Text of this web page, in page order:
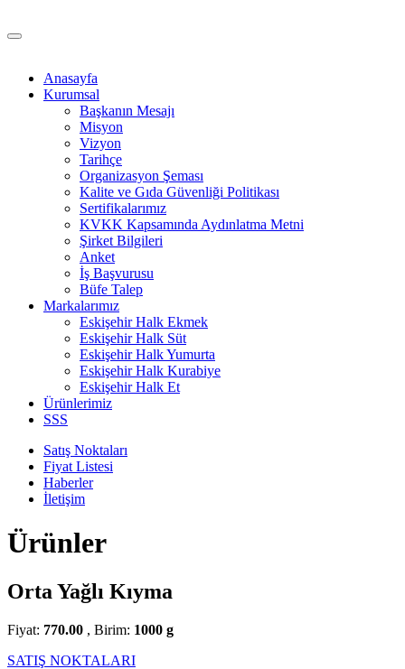
Anasayfa
Kurumsal
Başkanın Mesajı
Misyon
Vizyon
Tarihçe
Organizasyon Şeması
Kalite ve Gıda Güvenliği Politikası
Sertifikalarımız
KVKK Kapsamında Aydınlatma Metni
Şirket Bilgileri
Anket
İş Başvurusu
Büfe Talep
Markalarımız
Eskişehir Halk Ekmek
Eskişehir Halk Süt
Eskişehir Halk Yumurta
Eskişehir Halk Kurabiye
Eskişehir Halk Et
Ürünlerimiz
SSS
Satış Noktaları
Fiyat Listesi
Haberler
İletişim
Ürünler
Orta Yağlı Kıyma
Fiyat: 770.00 , Birim: 1000 g
SATIŞ NOKTALARI